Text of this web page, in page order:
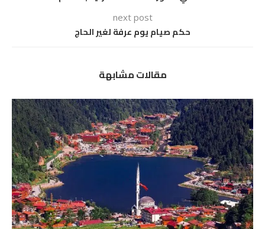
next post
حكم صيام يوم عرفة لغير الحاج
مقالات مشابهة